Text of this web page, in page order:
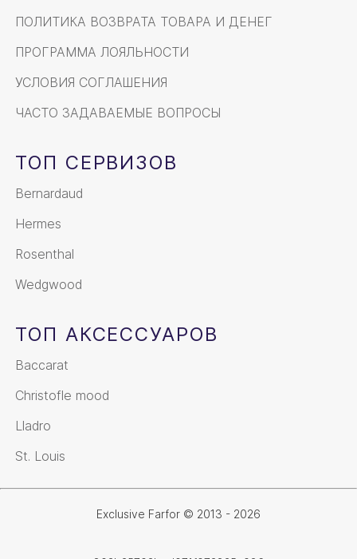
ПОЛИТИКА ВОЗВРАТА ТОВАРА И ДЕНЕГ
ПРОГРАММА ЛОЯЛЬНОСТИ
УСЛОВИЯ СОГЛАШЕНИЯ
ЧАСТО ЗАДАВАЕМЫЕ ВОПРОСЫ
ТОП СЕРВИЗОВ
Bernardaud
Hermes
Rosenthal
Wedgwood
ТОП АКСЕССУАРОВ
Baccarat
Christofle mood
Lladro
St. Louis
Exclusive Farfor © 2013 - 2026